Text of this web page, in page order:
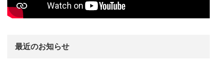
最近のお知らせ